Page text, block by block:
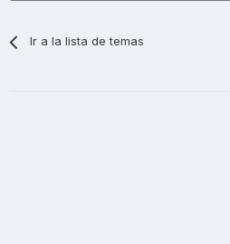
Ir a la lista de temas